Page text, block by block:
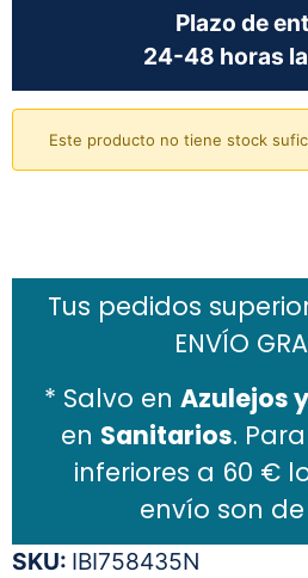
Plazo de
24-48 horas
Este producto no tiene stock
Tus pedidos
ENVÍO
* Salvo en Azulejos
en Sanitarios.
inferiores a 60 €
envío son de
SKU: IBI758435N